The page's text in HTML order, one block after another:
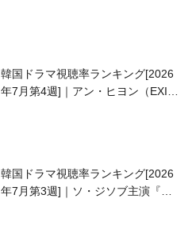
韓国ドラマ視聴率ランキング[2026
年7月第4週]｜アン・ヒヨン（EXID
韓国ドラマ視聴率ランキング[2026
年7月第3週]｜ソ・ジソブ主演『エ